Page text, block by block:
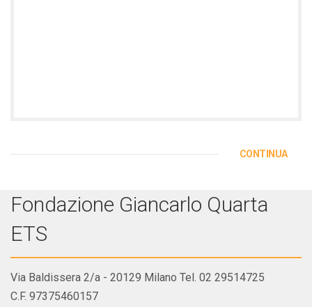
CONTINUA
Fondazione Giancarlo Quarta
ETS
Via Baldissera 2/a - 20129 Milano Tel. 02 29514725
C.F. 97375460157